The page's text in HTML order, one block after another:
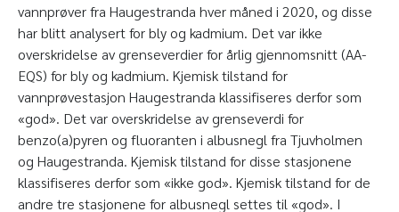
vannprøver fra Haugestranda hver måned i 2020, og disse
har blitt analysert for bly og kadmium. Det var ikke
overskridelse av grenseverdier for årlig gjennomsnitt (AA-
EQS) for bly og kadmium. Kjemisk tilstand for
vannprøvestasjon Haugestranda klassifiseres derfor som
«god». Det var overskridelse av grenseverdi for
benzo(a)pyren og fluoranten i albusnegl fra Tjuvholmen
og Haugestranda. Kjemisk tilstand for disse stasjonene
klassifiseres derfor som «ikke god». Kjemisk tilstand for de
andre tre stasjonene for albusnegl settes til «god». I